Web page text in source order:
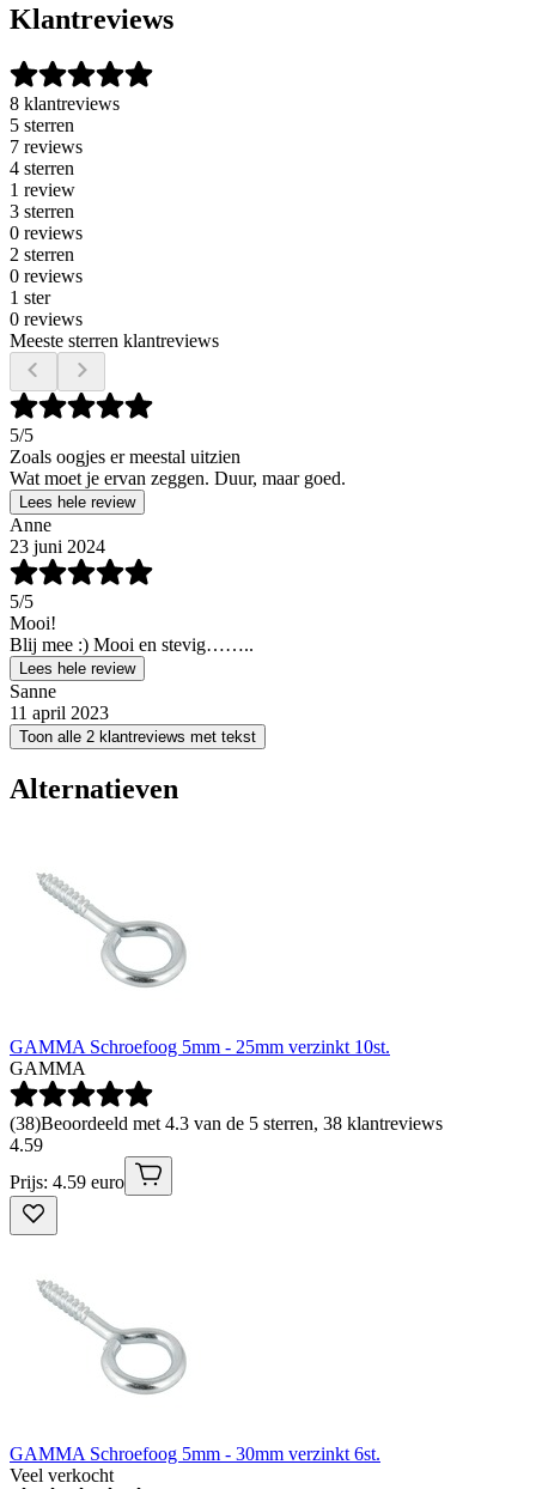
Klantreviews
8 klantreviews
5 sterren
7 reviews
4 sterren
1 review
3 sterren
0 reviews
2 sterren
0 reviews
1 ster
0 reviews
Meeste sterren klantreviews
5/5
Zoals oogjes er meestal uitzien
Wat moet je ervan zeggen. Duur, maar goed.
Lees hele review
Anne
23 juni 2024
5/5
Mooi!
Blij mee :) Mooi en stevig……..
Lees hele review
Sanne
11 april 2023
Toon alle 2 klantreviews met tekst
Alternatieven
GAMMA Schroefoog 5mm - 25mm verzinkt 10st.
GAMMA
(38)Beoordeeld met 4.3 van de 5 sterren, 38 klantreviews
4.59
Prijs: 4.59 euro
GAMMA Schroefoog 5mm - 30mm verzinkt 6st.
Veel verkocht